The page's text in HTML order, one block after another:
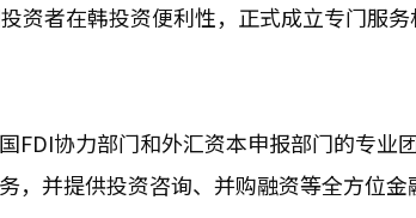
资者在韩投资便利性，正式成立专门服
FDI协力部门和外汇资本申报部门的专业
，并提供投资咨询、并购融资等全方位金